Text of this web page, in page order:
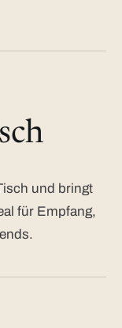
und bringt
für Empfang,